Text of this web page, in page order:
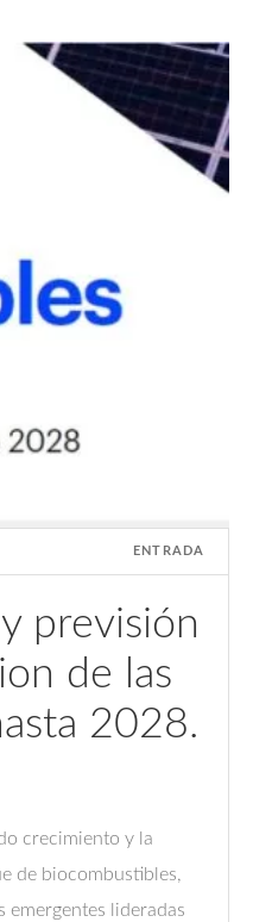
ENTRADA
previsión
de las
2028.
crecimiento y la
de biocombustibles,
emergentes lideradas